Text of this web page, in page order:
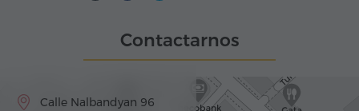
Contactarnos
Calle Nalbandyan 96